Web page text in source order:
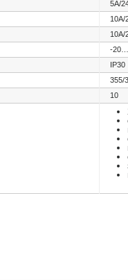
5А/
10А/
10А/
-
IP30
355/
10